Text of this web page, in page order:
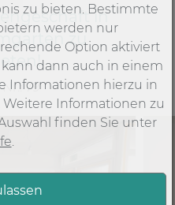
in
zu
79
zu bieten. Bestimmte
werden nur
Option aktiviert
dann auch in einem
Informationen hierzu in
Informationen zu
finden Sie unter